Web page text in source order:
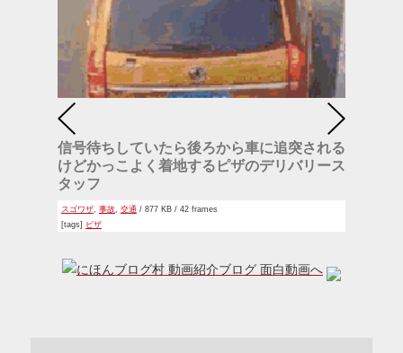
信号待ちしていたら後ろから車に追突される
けどかっこよく着地するピザのデリバリース
タッフ
スゴワザ, 事故, 交通 / 877 KB / 42 frames
[tags] ピザ